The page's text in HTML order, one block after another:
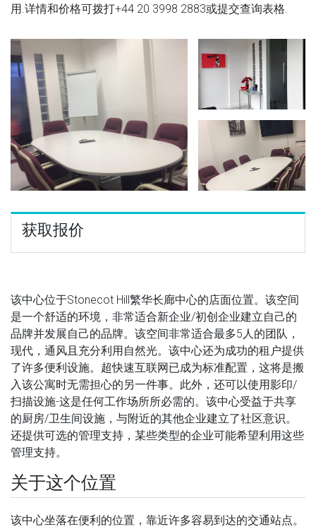
用.详情和价格可拨打+44 20 3998 2883或提交查询表格.
获取报价
该中心位于Stonecot Hill繁华长廊中心的店面位置。该空间
是一个舒适的环境，非常适合新企业/初创企业建立自己的
品牌并发展自己的品牌。该空间非常适合最多5人的团队，
现代，通风且充分利用自然光。该中心还为成功的租户提供
了许多便利设施。超快速互联网已成为标准配置，这将是搬
入该公寓时无需担心的另一件事。此外，还可以使用影印/
扫描设施-这是任何工作场所所必需的。该中心受益于共享
的厨房/卫生间设施，与附近的其他企业建立了社区意识。
还提供可选的管理支持，某些类型的企业可能希望利用这些
管理支持。
关于这个位置
该中心坐落在便利的位置，靠近许多容易到达的交通站点。